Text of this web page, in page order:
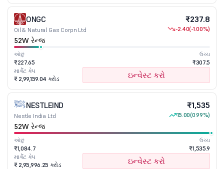
ONGC
Oil & Natural Gas Corpn Ltd
₹237.8
-2.40(-1.00%)
52W રેન્જ
ઓછું
₹227.65
ઉચ્ચ
₹307.5
માર્કેટ કેપ
₹ 2,99,159.04 કરોડ
ઇન્વેસ્ટ કરો
NESTLEIND
Nestle India Ltd
₹1,535
15.00(0.99%)
52W રેન્જ
ઓછું
₹1,084.7
ઉચ્ચ
₹1,535.9
માર્કેટ કેપ
₹ 2,95,996.25 કરોડ
ઇન્વેસ્ટ કરો